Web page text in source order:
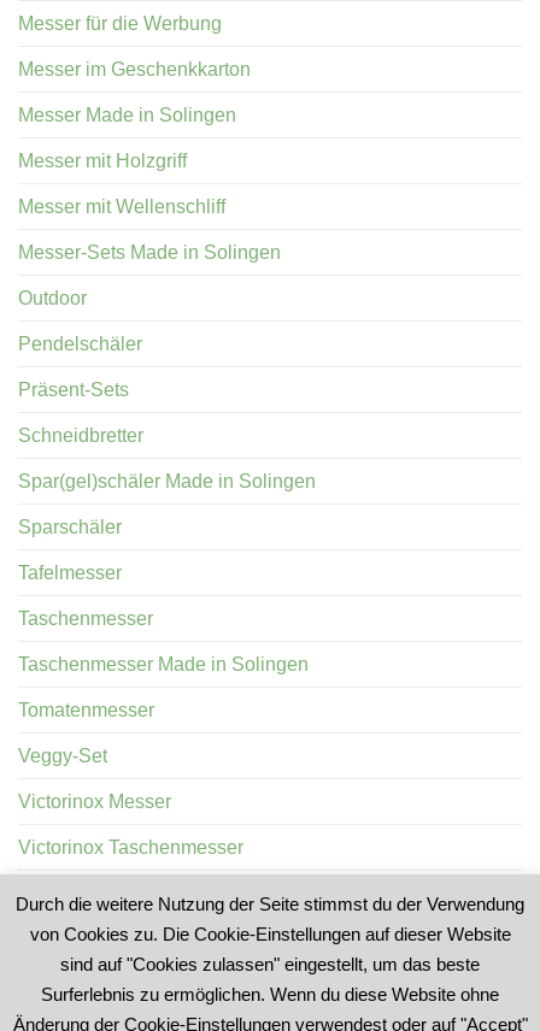
Messer für die Werbung
Messer im Geschenkkarton
Messer Made in Solingen
Messer mit Holzgriff
Messer mit Wellenschliff
Messer-Sets Made in Solingen
Outdoor
Pendelschäler
Präsent-Sets
Schneidbretter
Spar(gel)schäler Made in Solingen
Sparschäler
Tafelmesser
Taschenmesser
Taschenmesser Made in Solingen
Tomatenmesser
Veggy-Set
Victorinox Messer
Victorinox Taschenmesser
Wurstprobiermesser
Durch die weitere Nutzung der Seite stimmst du der Verwendung
von Cookies zu. Die Cookie-Einstellungen auf dieser Website
sind auf "Cookies zulassen" eingestellt, um das beste
Surferlebnis zu ermöglichen. Wenn du diese Website ohne
Änderung der Cookie-Einstellungen verwendest oder auf "Accept"